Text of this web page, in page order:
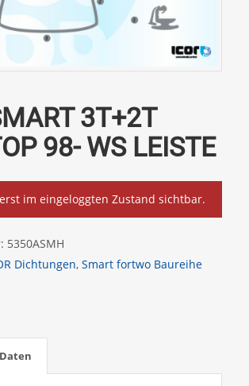
3T+2T
98- WS LEISTE
im eingeloggten Zustand sichtbar.
5350ASMH
Dichtungen, Smart fortwo Baureihe